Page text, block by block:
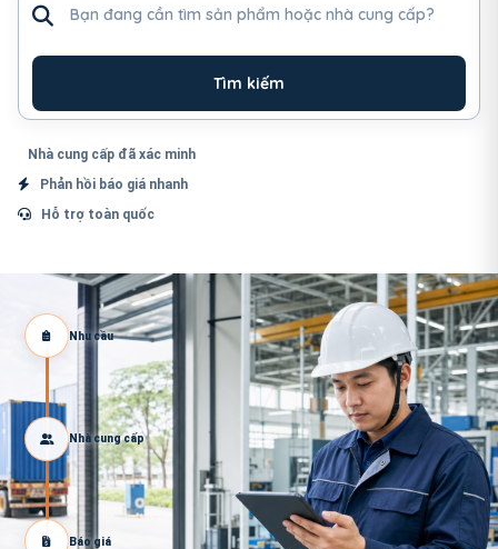
Tìm kiếm
Nhà cung cấp đã xác minh
Phản hồi báo giá nhanh
Hỗ trợ toàn quốc
Nhu cầu
Nhà cung cấp
Báo giá